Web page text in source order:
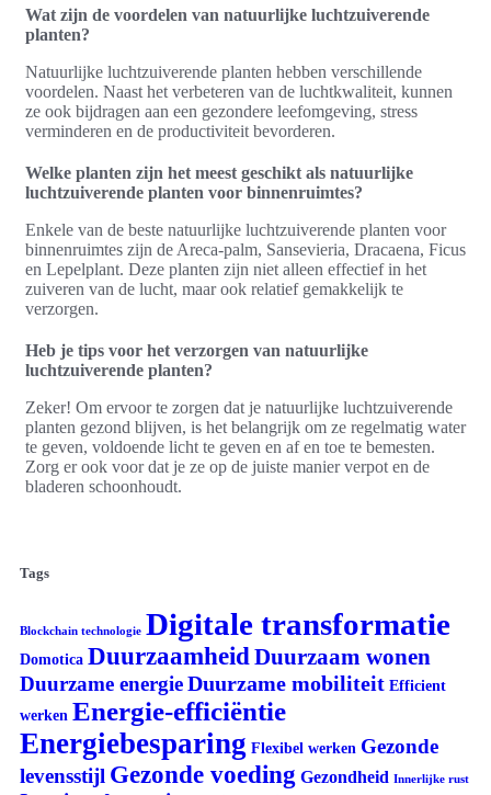
Wat zijn de voordelen van natuurlijke luchtzuiverende
planten?
Natuurlijke luchtzuiverende planten hebben verschillende
voordelen. Naast het verbeteren van de luchtkwaliteit, kunnen
ze ook bijdragen aan een gezondere leefomgeving, stress
verminderen en de productiviteit bevorderen.
Welke planten zijn het meest geschikt als natuurlijke
luchtzuiverende planten voor binnenruimtes?
Enkele van de beste natuurlijke luchtzuiverende planten voor
binnenruimtes zijn de Areca-palm, Sansevieria, Dracaena, Ficus
en Lepelplant. Deze planten zijn niet alleen effectief in het
zuiveren van de lucht, maar ook relatief gemakkelijk te
verzorgen.
Heb je tips voor het verzorgen van natuurlijke
luchtzuiverende planten?
Zeker! Om ervoor te zorgen dat je natuurlijke luchtzuiverende
planten gezond blijven, is het belangrijk om ze regelmatig water
te geven, voldoende licht te geven en af en toe te bemesten.
Zorg er ook voor dat je ze op de juiste manier verpot en de
bladeren schoonhoudt.
Tags
Blockchain technologie Digitale transformatie
Domotica DuurzaamheidDuurzaam wonen
Duurzame energieDuurzame mobiliteit Efficient
werken Energie-efficiëntie
Energiebesparing Flexibel werken Gezonde
levensstijl Gezonde voeding Gezondheid Innerlijke rust